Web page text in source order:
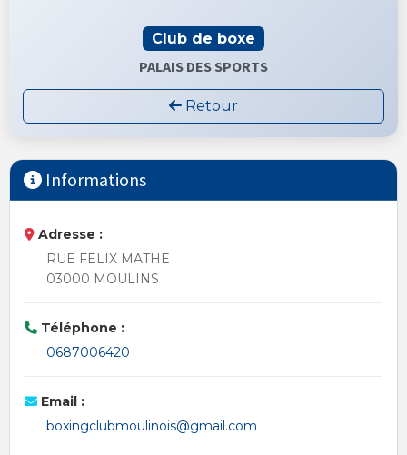
Club de boxe
PALAIS DES SPORTS
Retour
Informations
Adresse :
RUE FELIX MATHE
03000 MOULINS
Téléphone :
0687006420
Email :
boxingclubmoulinois@gmail.com